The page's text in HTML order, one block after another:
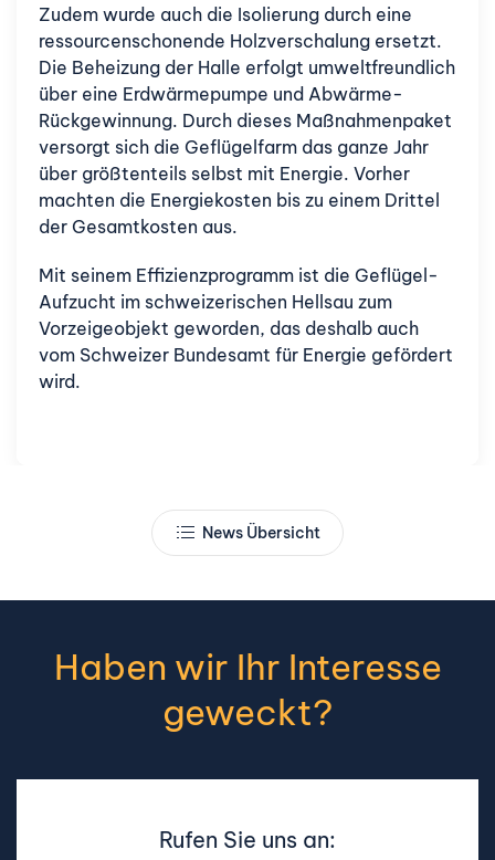
Zudem wurde auch die Isolierung durch eine
ressourcenschonende Holzverschalung ersetzt.
Die Beheizung der Halle erfolgt umweltfreundlich
über eine Erdwärmepumpe und Abwärme-
Rückgewinnung. Durch dieses Maßnahmenpaket
versorgt sich die Geflügelfarm das ganze Jahr
über größtenteils selbst mit Energie. Vorher
machten die Energiekosten bis zu einem Drittel
der Gesamtkosten aus.
Mit seinem Effizienzprogramm ist die Geflügel-
Aufzucht im schweizerischen Hellsau zum
Vorzeigeobjekt geworden, das deshalb auch
vom Schweizer Bundesamt für Energie gefördert
wird.
News Übersicht
Haben wir Ihr Interesse
geweckt?
Rufen Sie uns an: